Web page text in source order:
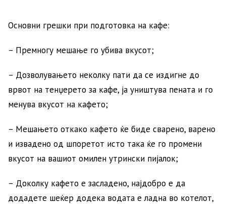
Основни грешки при подготовка на кафе:
– Премногу мешање го убива вкусот;
– Дозволувањето неколку пати да се издигне до
врвот на тенџерето за кафе, ја уништува пената и го
менува вкусот на кафето;
– Мешањето откако кафето ќе биде сварено, варено
и извадено од шпоретот исто така ќе го промени
вкусот на вашиот омилен утрински пијалок;
– Доколку кафето е засладено, најдобро е да
додадете шеќер додека водата е ладна во котелот,